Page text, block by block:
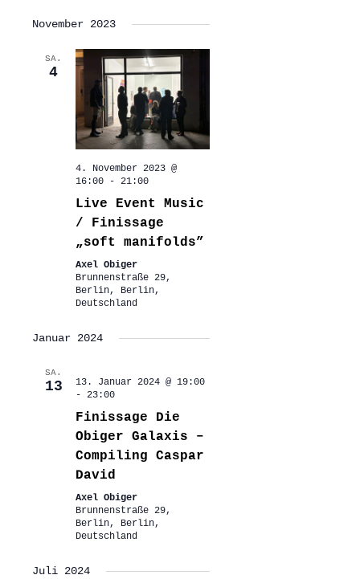
November 2023
SA.
4
4. November 2023 @
16:00- 21:00
Live Event Music
/ Finissage
„soft manifolds”
Axel Obiger
Brunnenstraße 29,
Berlin, Berlin,
Deutschland
Januar 2024
SA.
13
13. Januar 2024 @ 19:00
- 23:00
Finissage Die
Obiger Galaxis –
Compiling Caspar
David
Axel Obiger
Brunnenstraße 29,
Berlin, Berlin,
Deutschland
Juli 2024